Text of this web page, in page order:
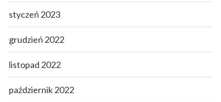
styczeń 2023
grudzień 2022
listopad 2022
październik 2022